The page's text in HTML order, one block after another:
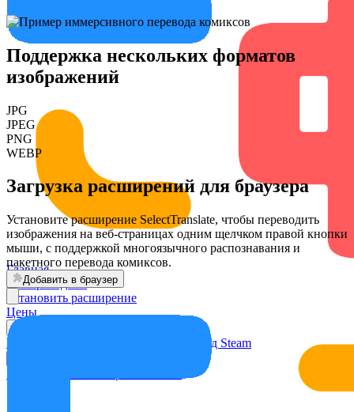
Главная
AI-переводчик
Установить расширение
Цены
Перевод видео Перевод Steam
Учебное пособие
Поддержка нескольких форматов
изображений
JPG
JPEG
PNG
WEBP
Загрузка расширений для браузера
Установите расширение SelectTranslate, чтобы переводить
изображения на веб-страницах одним щелчком правой кнопки
мыши, с поддержкой многоязычного распознавания и
пакетного перевода комиксов.
Добавить в браузер